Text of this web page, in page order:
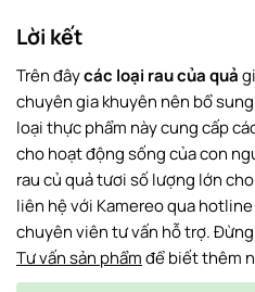
Lời kết
Trên đâycác loại rau của quả
chuyên gia khuyên nên bổ
loại thực phẩm này cung cấp
cho hoạt động sống của con
rau củ quả tươi số lượng lớn
liên hệ với Kamereo qua hotline
chuyên viên tư vấn hỗ trợ.
Tư vấn sản phẩmđể biết thêm